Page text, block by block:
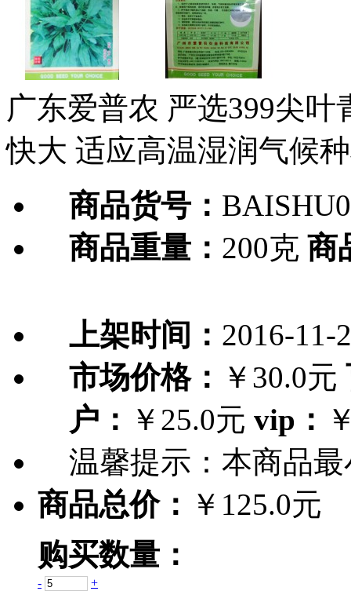
广东爱普农 严选399尖
快大 适应高温湿润气候
商品货号：
商品重量： 200克 商
上架时间： 2016-11-
市场价格： ￥30.0元
户： ￥25.0元 vip：
温馨提示： 本商品
商品总价： ￥125.0元
购买数量：
- +